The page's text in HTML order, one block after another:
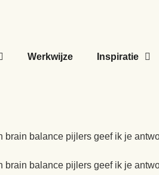
Werkwijze Inspiratie
balance pijlers geef ik je
balance pijlers geef ik je